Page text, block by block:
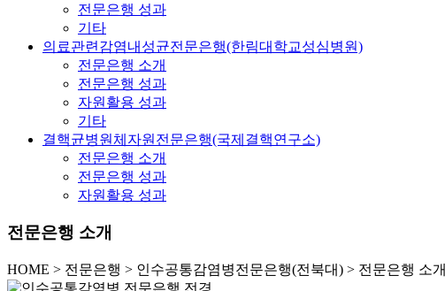
전문은행 성과
기타
의료관련감염내성균전문은행(한림대학교성심병원)
전문은행 소개
전문은행 성과
자원활용 성과
기타
결핵균병원체자원전문은행(국제결핵연구소)
전문은행 소개
전문은행 성과
자원활용 성과
전문은행 소개
HOME > 전문은행 > 인수공통감염병전문은행(전북대) > 전문은행 소개